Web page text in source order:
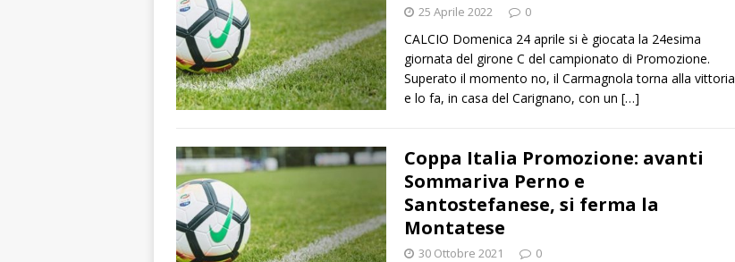
25 Aprile 2022 0
CALCIO Domenica 24 aprile si è giocata la 24esima
giornata del girone C del campionato di Promozione.
Superato il momento no, il Carmagnola torna alla vittoria
e lo fa, in casa del Carignano, con un […]
Coppa Italia Promozione: avanti
Sommariva Perno e
Santostefanese, si ferma la
Montatese
30 Ottobre 2021 0